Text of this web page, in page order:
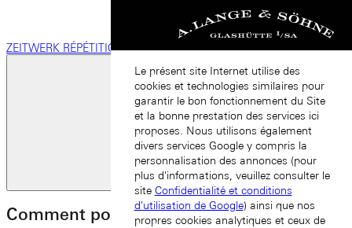
ZEITWERK RÉPÉTITION MINUTES
Diapositive
suivante
Comment pouvons-nous vous aider ?
Le présent site Internet utilise des
cookies et technologies similaires pour
garantir le bon fonctionnement du Site
et la bonne prestation des services ici
proposes. Nous utilisons également
divers services Google y compris la
personnalisation des annonces (pour
plus d'informations, veuillez consulter le
site Confidentialité et conditions
d'utilisation de Google) ainsi que nos
propres cookies analytiques et ceux de